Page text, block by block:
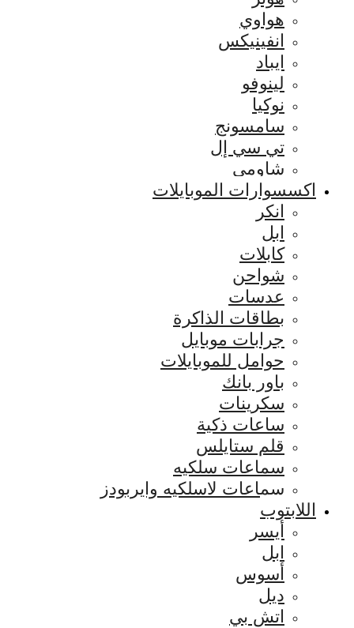
هواوي
انفينيكس
ايباد
لينوفو
نوكيا
سامسونج
تي سي إل
شاومي
اكسسوارات الموبايلات
انكر
ابل
كابلات
شواحن
عدسات
بطاقات الذاكرة
جرابات موبايل
حوامل للموبايلات
باور بانك
سكرينات
ساعات ذكية
قلم ستايلس
سماعات سلكيه
سماعات لاسلكيه وايربودز
اللابتوب
أيسر
ابل
أسوس
ديل
اتش بي